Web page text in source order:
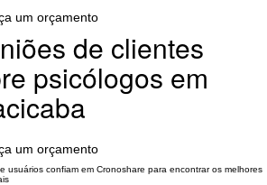
um orçamento
um orçamento
de clientes
psicólogos em
usuários confiam em Cronoshare para encontrar os melhores